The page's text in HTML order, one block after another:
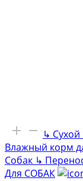
↳
Влажный корм
Собак ↳
Для СОБАК